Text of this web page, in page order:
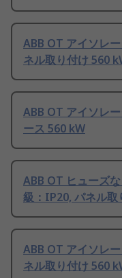
ABB OT アイソレ
ネル取り付け 560
ABB OT アイソレ
ース 560 kW
ABB OT ヒューズ
級：IP20, パネル取
ABB OT アイソレ
ネル取り付け 560